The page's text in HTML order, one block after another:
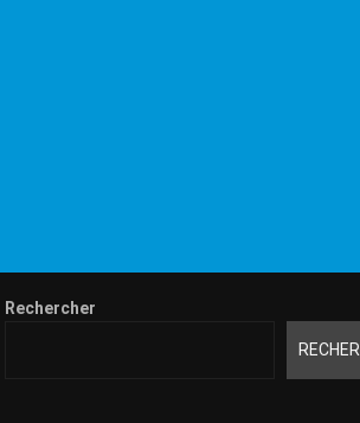
Rechercher